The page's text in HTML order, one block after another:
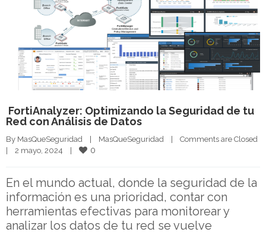
FortiAnalyzer: Optimizando la Seguridad de tu
Red con Análisis de Datos
By MasQueSeguridad MasQueSeguridad
Comments are Closed
2 mayo, 2024 0
En el mundo actual, donde la seguridad de la
información es una prioridad, contar con
herramientas efectivas para monitorear y
analizar los datos de tu red se vuelve